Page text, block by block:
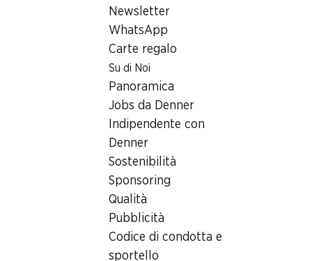
Newsletter
WhatsApp
Carte regalo
Su di Noi
Panoramica
Jobs da Denner
Indipendente con
Denner
Sostenibilità
Sponsoring
Qualità
Pubblicità
Codice di condotta e
sportello
Con la newsletter di Denner si rimane sempre aggiornati. Si
Abbonatevi al settimanale
Nuovi spazi commerciali